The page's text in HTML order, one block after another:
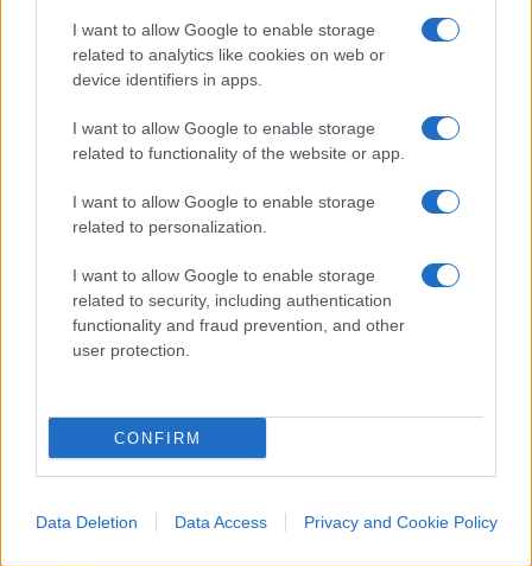
I want to allow Google to enable storage
related to analytics like cookies on web or
device identifiers in apps.
I want to allow Google to enable storage
related to functionality of the website or app.
I want to allow Google to enable storage
related to personalization.
I want to allow Google to enable storage
related to security, including authentication
functionality and fraud prevention, and other
user protection.
CONFIRM
Data Deletion Data Access Privacy and Cookie Policy
e che invece si sono
ripetute più volte sono state le tasse omonime.
Vedrete, prima o poi non ci saranno altre
domeniche-a-piedi, ed è per questo che quella
prossima sarà, come ogni giorno di carnevale, un
#AMBIENTALISMO
#VIRGINIA RAGGI
Pagina
Precedente
PAGINA
Leggi i commenti